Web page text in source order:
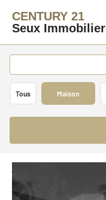
CENTURY 21
Seux Immobilier
Tous Maison